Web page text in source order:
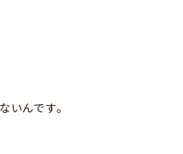
いんです。